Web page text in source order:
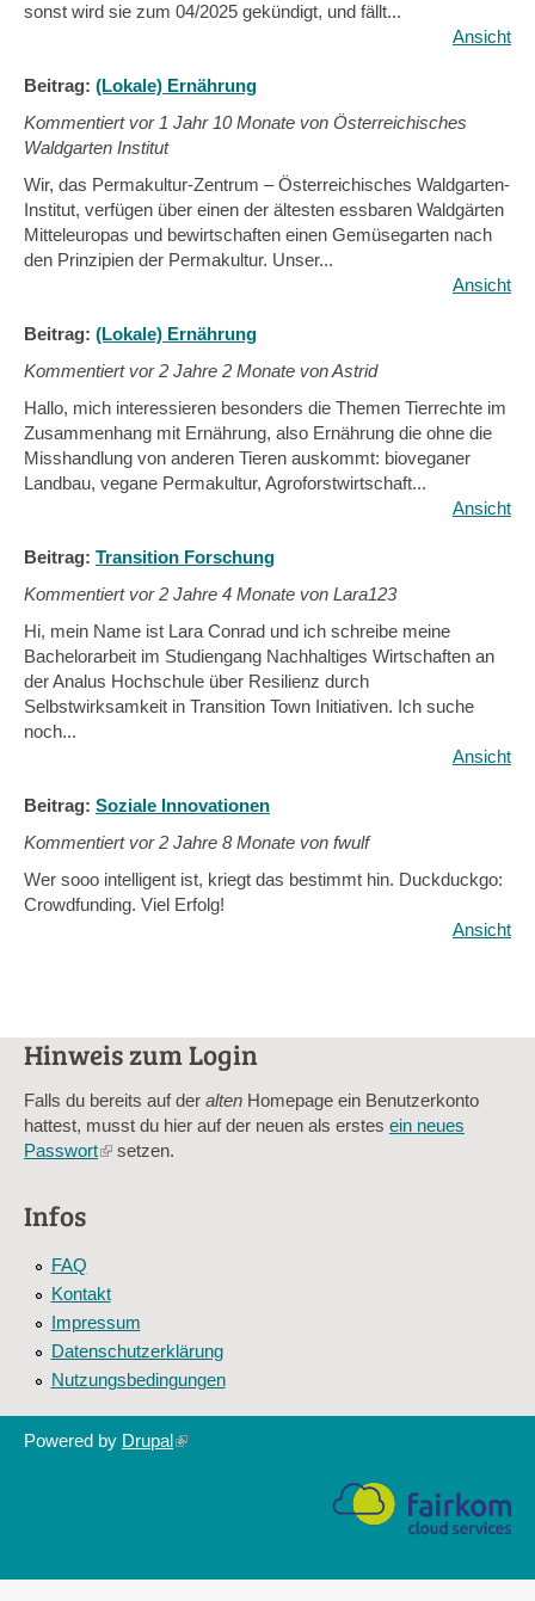
sonst wird sie zum 04/2025 gekündigt, und fällt...
Ansicht
Beitrag: (Lokale) Ernährung
Kommentiert vor 1 Jahr 10 Monate von Österreichisches
Waldgarten Institut
Wir, das Permakultur-Zentrum – Österreichisches Waldgarten-
Institut, verfügen über einen der ältesten essbaren Waldgärten
Mitteleuropas und bewirtschaften einen Gemüsegarten nach
den Prinzipien der Permakultur. Unser...
Ansicht
Beitrag: (Lokale) Ernährung
Kommentiert vor2 Jahre 2 Monate von Astrid
Hallo, mich interessieren besonders die Themen Tierrechte im
Zusammenhang mit Ernährung, also Ernährung die ohne die
Misshandlung von anderen Tieren auskommt: bioveganer
Landbau, vegane Permakultur, Agroforstwirtschaft...
Ansicht
Beitrag: Transition Forschung
Kommentiert vor2 Jahre 4 Monate von Lara123
Hi, mein Name ist Lara Conrad und ich schreibe meine
Bachelorarbeit im Studiengang Nachhaltiges Wirtschaften an
der Analus Hochschule über Resilienz durch
Selbstwirksamkeit in Transition Town Initiativen. Ich suche
noch...
Ansicht
Beitrag: Soziale Innovationen
Kommentiert vor2 Jahre 8 Monate von fwulf
Wer sooo intelligent ist, kriegt das bestimmt hin. Duckduckgo:
Crowdfunding. Viel Erfolg!
Ansicht
Hinweis zum Login
Falls du bereits auf der alten Homepage ein Benutzerkonto
hattest, musst du hier auf der neuen als erstes ein neues
Passwort(linksetzen.
Infos
FAQ
Kontakt
Impressum
Datenschutzerklärung
Nutzungsbedingungen
Powered by Drupal(link